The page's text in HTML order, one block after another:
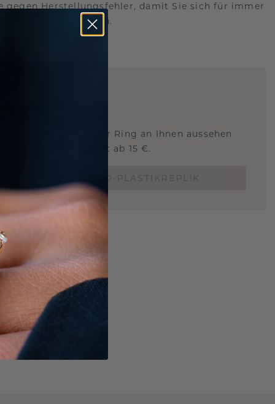
gegen Herstellungsfehler, damit Sie sich für immer
machen müssen.
Sie wissen, wie dieser Ring an Ihnen aussehen
und ob er passt? Jetzt ab 15 €.